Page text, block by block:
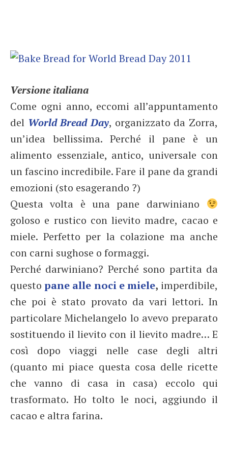
Versione italiana
Come ogni anno, eccomi all’appuntamento
del World Bread Day, organizzato da Zorra,
un’idea bellissima. Perché il pane è un
alimento essenziale, antico, universale con
un fascino incredibile. Fare il pane da grandi
emozioni (sto esagerando ?)
Questa volta è una pane darwiniano
goloso e rustico con lievito madre, cacao e
miele. Perfetto per la colazione ma anche
con carni sughose o formaggi.
Perché darwiniano? Perché sono partita da
questopane alle noci e miele, imperdibile,
che poi è stato provato da vari lettori. In
particolare Michelangelo lo avevo preparato
sostituendo il lievito con il lievito madre… E
così dopo viaggi nelle case degli altri
(quanto mi piace questa cosa delle ricette
che vanno di casa in casa) eccolo qui
trasformato. Ho tolto le noci, aggiundo il
cacao e altra farina.